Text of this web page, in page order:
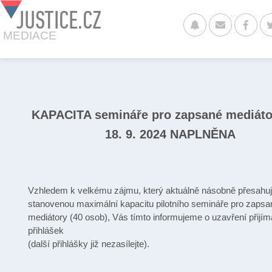
JUSTICE.CZ
MEDIACE
KAPACITA semináře pro zapsané
18. 9. 2024 NAPLNĚNA
Vzhledem k velkému zájmu, který aktuálně násobně
stanovenou maximální kapacitu pilotního semináře pro
mediátory (40 osob), Vás tímto informujeme o uzavření
přihlášek
(další přihlášky již nezasílejte).